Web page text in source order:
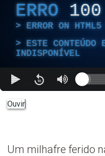
ERRO 100
ERROR ON
ESTE CONTEÚDO
INDISPONÍVEL
Ouvir
Um milhafre ferido